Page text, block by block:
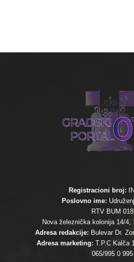
Registracioni broj:
Poslovno ime:
RTV BUM 018
Nova železnička kolonija 14/4,
Adresa redakcije: Bulevar Dr.
Adresa marketing: T.P.C Kalča
065/995 0 995